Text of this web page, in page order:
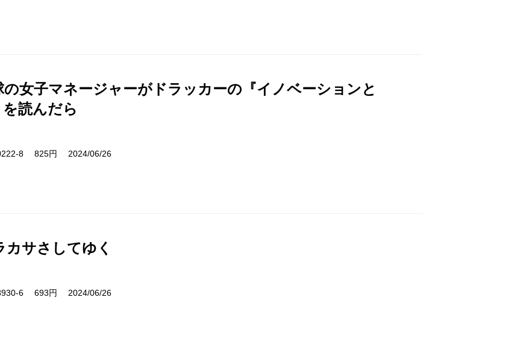
の女子マネージャーがドラッカーの『イノベーションと
読んだら
8 825円 2024/06/26
サさしてゆく
6 693円 2024/06/26